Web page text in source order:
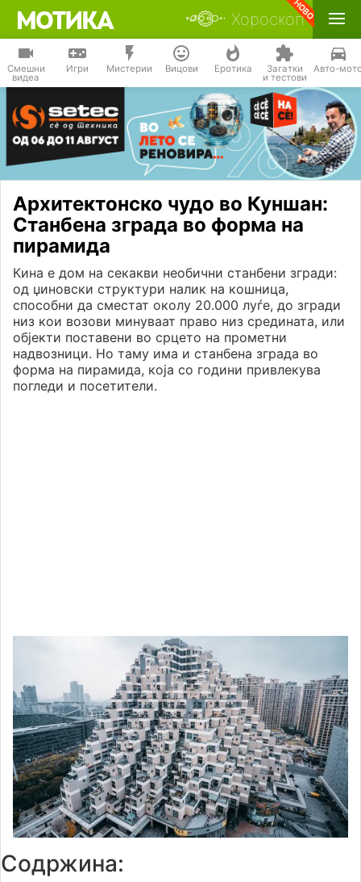
Хороскоп
Смешни
видеа
Игри Мистерии Вицови Еротика Загатки
и тестови
Авто-
Архитектонско чудо во Куншан:
Станбена зграда во форма на
пирамида
Кина е дом на секакви необични станбени згради:
од џиновски структури налик на кошница,
способни да сместат околу 20.000 луѓе, до згради
низ кои возови минуваат право низ средината, или
објекти поставени во срцето на прометни
надвозници. Но таму има и станбена зграда во
форма на пирамида, која со години привлекува
погледи и посетители.
Содржина: